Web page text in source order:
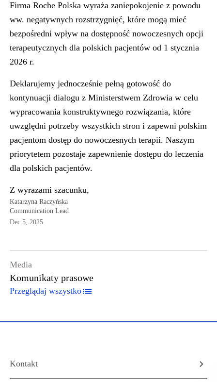
Firma Roche Polska wyraża zaniepokojenie z powodu
ww. negatywnych rozstrzygnięć, które mogą mieć
bezpośredni wpływ na dostępność nowoczesnych opcji
terapeutycznych dla polskich pacjentów od 1 stycznia
2026 r.
Deklarujemy jednocześnie pełną gotowość do
kontynuacji dialogu z Ministerstwem Zdrowia w celu
wypracowania konstruktywnego rozwiązania, które
uwzględni potrzeby wszystkich stron i zapewni polskim
pacjentom dostęp do nowoczesnych terapii. Naszym
priorytetem pozostaje zapewnienie dostępu do leczenia
dla polskich pacjentów.
Z wyrazami szacunku,
Katarzyna Raczyńska
Communication Lead
Dec 5, 2025
Media
Komunikaty prasowe
Przeglądaj wszystko
Kontakt